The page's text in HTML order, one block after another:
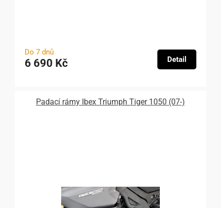
Do 7 dnů
6 690 Kč Detail
Padací rámy Ibex Triumph Tiger 1050 (07-)